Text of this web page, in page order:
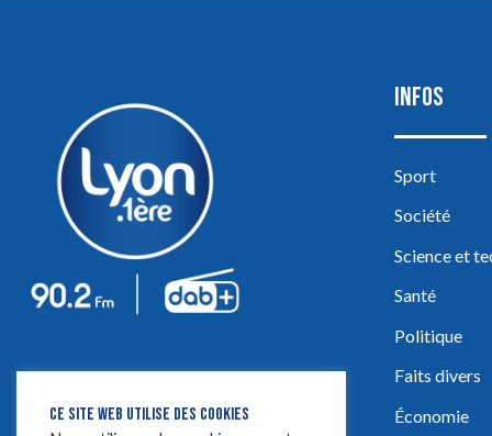
INFOS
Sport
Société
Science et
Santé
Politique
Faits divers
Économie
CE SITE WEB UTILISE DES COOKIES